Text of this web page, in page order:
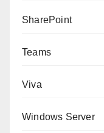
SharePoint
Teams
Viva
Windows Server